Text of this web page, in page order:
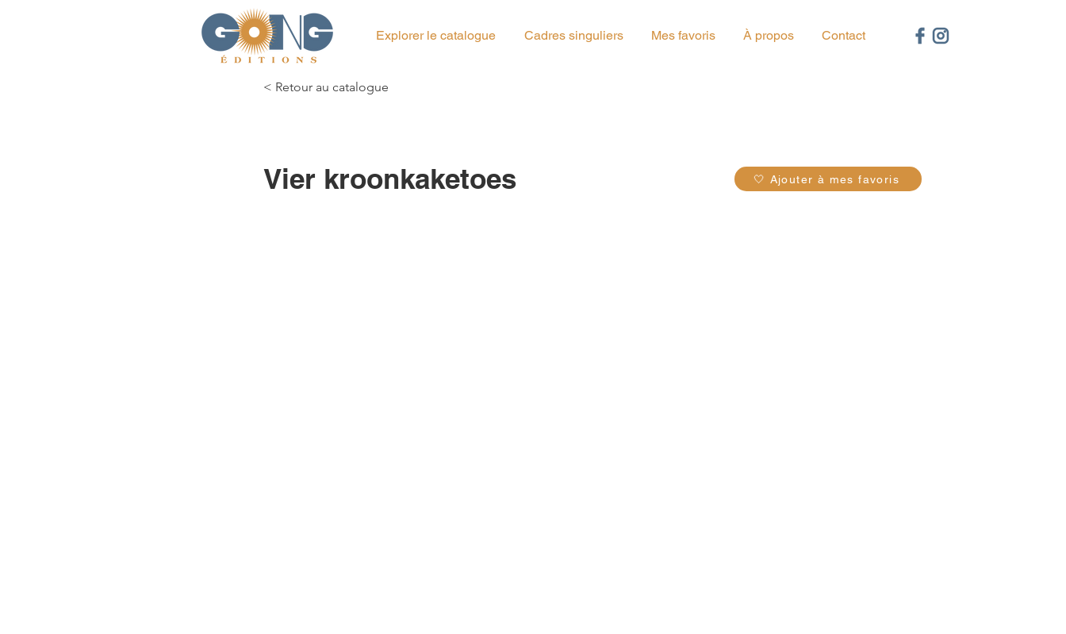
Explorer le catalogue Cadres singuliers Mes favoris À propos Contact
< Retour au catalogue
🤍 Ajouter à mes favoris
Vier kroonkaketoes